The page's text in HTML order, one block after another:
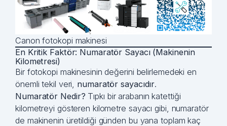
Canon fotokopi makinesi
En Kritik Faktör: Numaratör Sayacı (Makinenin
Kilometresi)
Bir fotokopi makinesinin değerini belirlemedeki en
önemli tekil veri, numaratör sayacıdır.
Numaratör Nedir? Tıpkı bir arabanın katettiği
kilometreyi gösteren kilometre sayacı gibi, numaratör
de makinenin üretildiği günden bu yana toplam kaç